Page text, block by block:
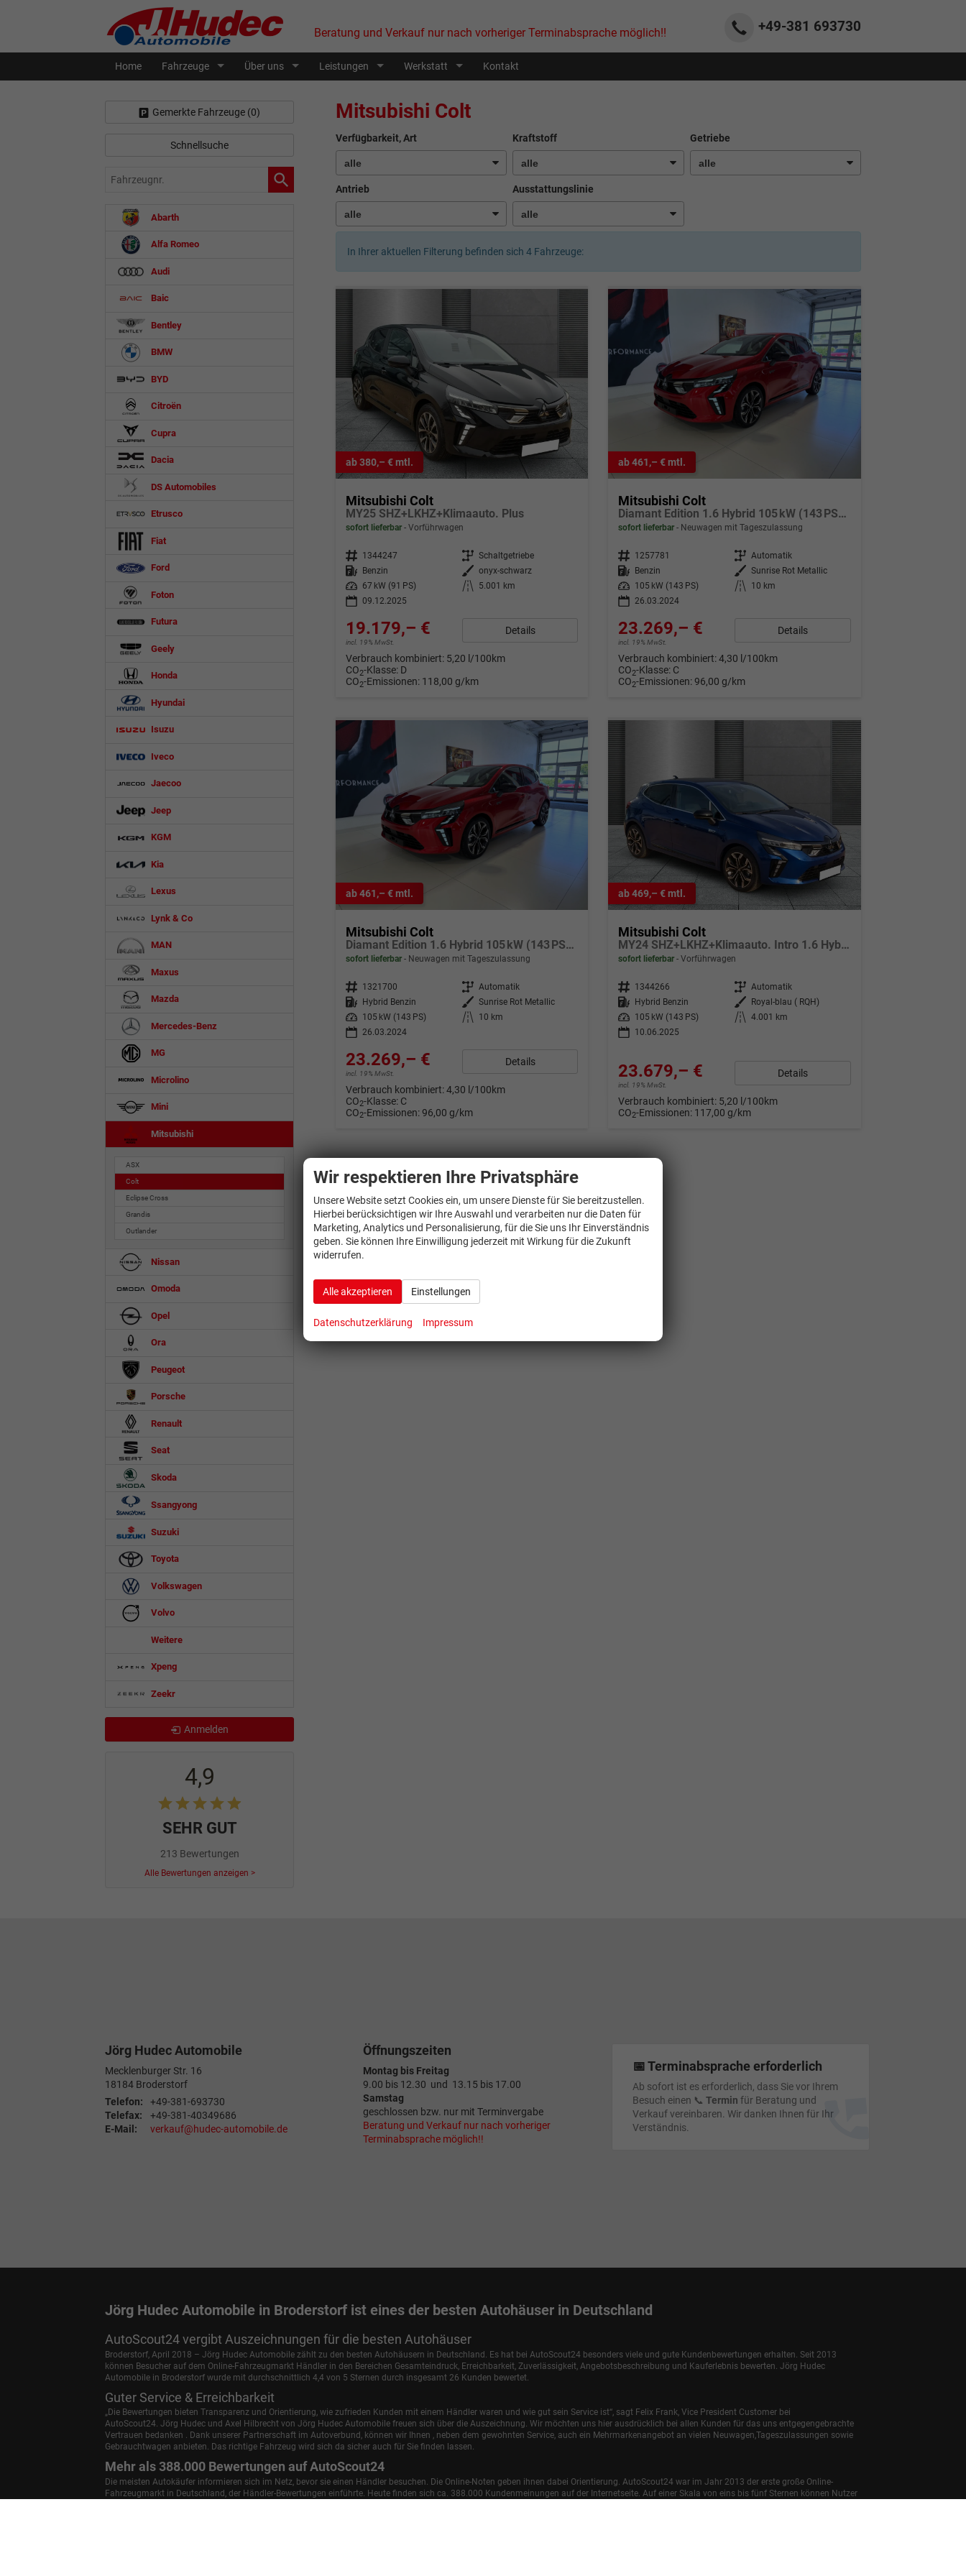
+49-381 693730
Beratung und Verkauf nur nach vorheriger Terminabsprache möglich!!
Home Fahrzeuge Über uns Leistungen Werkstatt Kontakt
Mitsubishi Colt
Verfügbarkeit, Art Kraftstoff Getriebe
Antrieb Ausstattungslinie
In Ihrer aktuellen Filterung befinden sich 4Fahrzeuge:
ab 380,– € mtl.
Mitsubishi Colt
MY25 SHZ+LKHZ+Klimaauto. Plus
sofort lieferbar Vorführwagen
Fahrzeugnr. 1344247 Getriebe Schaltgetriebe
Kraftstoff
Benzin Außenfarbe onyx-schwarz
Leistung
67 kW (91 PS) Kilometerstand
5.001 km
09.12.2025
19.179,– €
incl. 19% MwSt.
Details
Verbrauch kombiniert: 5,20 l/100km
CO2-Klasse: D
CO2-Emissionen: 118,00 g/km
ab 461,– € mtl.
Mitsubishi Colt
Diamant Edition 1.6 Hybrid 105 kW (143 PS) Lenkradheizung, Sitzheizung, Klimaautomatik, Around View Monitor mit Einparkhilfe und Rückfahrkamera, Navigationssystem, Radio, DAB, Android Auto & Apple CarPlay, 17 Zoll Leichtmetallfelgen, uvm.
sofort lieferbar Neuwagen mit Tageszulassung
Fahrzeugnr. 1257781 Getriebe Automatik
Kraftstoff
Benzin Außenfarbe Sunrise Rot Metallic
Leistung
105 kW (143 PS) Kilometerstand
10 km
26.03.2024
23.269,– €
incl. 19% MwSt.
Details
Verbrauch kombiniert:4,30 l/100km
CO2-Klasse: C
CO2-Emissionen:96,00 g/km
ab 461,– € mtl.
Mitsubishi Colt
Diamant Edition 1.6 Hybrid 105 kW (143 PS) Lenkradheizung, Sitzheizung, Klimaautomatik, Around View Monitor mit Einparkhilfe und Rückfahrkamera, Navigationssystem, Radio, DAB, Android Auto & Apple CarPlay, 17 Zoll Leichtmetallfelgen, uvm.
sofort lieferbar Neuwagen mit Tageszulassung
Fahrzeugnr. 1321700 Getriebe Automatik
Kraftstoff Hybrid Benzin Außenfarbe Sunrise Rot Metallic
Leistung
105 kW (143 PS) Kilometerstand
10 km
26.03.2024
23.269,– €
incl. 19% MwSt.
Details
Verbrauch kombiniert:4,30 l/100km
CO2-Klasse: C
CO2-Emissionen:96,00 g/km
ab 469,– € mtl.
Mitsubishi Colt
MY24 SHZ+LKHZ+Klimaauto. Intro 1.6 Hybrid
sofort lieferbar Vorführwagen
Fahrzeugnr. 1344266 Getriebe Automatik
Kraftstoff Hybrid Benzin Außenfarbe
Royal-blau ( RQH)
Leistung
105 kW (143 PS) Kilometerstand
4.001 km
10.06.2025
23.679,– €
incl. 19% MwSt.
Details
Verbrauch kombiniert: 5,20 l/100km
CO2-Emissionen: 117,00 g/km
Gemerkte Fahrzeuge (0)
Schnellsuche
Fahrzeugnr.
Abarth
Alfa Romeo
Audi
Baic
Bentley
BMW
BYD
Citroën
Cupra
Dacia
DS Automobiles
Etrusco
Fiat
Ford
Foton
Futura
Geely
Honda
Hyundai
Isuzu
Iveco
Jaecoo
Jeep
KGM
Kia
Lexus
Lynk & Co
MAN
Maxus
Mazda
Mercedes-Benz
MG
Microlino
Mini
Mitsubishi
ASX
Colt
Eclipse Cross
Grandis
Outlander
Nissan
Omoda
Opel
Ora
Peugeot
Porsche
Renault
Seat
Skoda
Ssangyong
Suzuki
Toyota
Volkswagen
Volvo
Weitere
Xpeng
Zeekr
Anmelden
4,9
SEHR GUT
213 Bewertungen
Alle Bewertungen anzeigen >
Jörg Hudec Automobile
Mecklenburger Str. 16
18184 Broderstorf
Telefon:
+49-381-693730
Telefax:
+49-381-40349686
E-Mail:
verkauf@hudec-automobile.de
Öffnungszeiten
Montag bis Freitag
9.00 bis 12.30 und 13.15 bis 17.00
Samstag
geschlossen bzw. nur mit Terminvergabe
Beratung und Verkauf nur nach vorheriger
Terminabsprache möglich!!
📅 Terminabsprache erforderlich
Ab sofort ist es erforderlich, dass Sie vor Ihrem
Besuch einen 📞Termin für Beratung und
Verkauf vereinbaren. Wir danken Ihnen für Ihr
Verständnis.
Jörg Hudec Automobile in Broderstorf ist eines der besten Autohäuser in Deutschland
AutoScout24 vergibt Auszeichnungen für die besten Autohäuser
Broderstorf, April 2018 – Jörg Hudec Automobile zählt zu den besten Autohäusern in Deutschland. Es hat bei AutoScout24 besonders viele und gute Kundenbewertungen erhalten. Seit 2013
können Besucher auf dem Online-Fahrzeugmarkt Händler in den Bereichen Gesamteindruck, Erreichbarkeit, Zuverlässigkeit, Angebotsbeschreibung und Kauferlebnis bewerten. Jörg Hudec
Automobile in Broderstorf wurde mit durchschnittlich 4,4 von 5 Sternen durch insgesamt 26 Kunden bewertet.
Guter Service & Erreichbarkeit
„Die Bewertungen bieten Transparenz und Orientierung, wie zufrieden Kunden mit einem Händler waren und wie gut sein Service ist“, sagt Felix Frank, Vice President Customer bei
AutoScout24. Jörg Hudec und Axel Hilbrecht von Jörg Hudec Automobile freuen sich über die Auszeichnung. Wir möchten uns hier ausdrücklich bei allen Kunden für das uns entgegengebrachte
Vertrauen bedanken . Dank unserer Partnerschaft im Autoverbund, können wir Ihnen , neben dem gewohnten Service, auch ein Mehrmarkenangebot an vielen Neuwagen,Tageszulassungen sowie
Gebrauchtwagen anbieten. Das richtige Fahrzeug wird sich da sicher auch für Sie finden lassen.
Mehr als 388.000 Bewertungen auf AutoScout24
Die meisten Autokäufer informieren sich im Netz, bevor sie einen Händler besuchen. Die Online-Noten geben ihnen dabei Orientierung. AutoScout24 war im Jahr 2013 der erste große Online-
Fahrzeugmarkt in Deutschland, der Händler-Bewertungen einführte. Heute finden sich ca. 388.000 Kundenmeinungen auf der Internetseite. Auf einer Skala von eins bis fünf Sternen können Nutzer
Wir respektieren Ihre Privatsphäre
Unsere Website setzt Cookies ein, um unsere Dienste für Sie bereitzustellen.
Hierbei berücksichtigen wir Ihre Auswahl und verarbeiten nur die Daten für
Marketing, Analytics und Personalisierung, für die Sie uns Ihr Einverständnis
geben. Sie können Ihre Einwilligung jederzeit mit Wirkung für die Zukunft
widerrufen.
Alle akzeptieren Einstellungen
Datenschutzerklärung Impressum